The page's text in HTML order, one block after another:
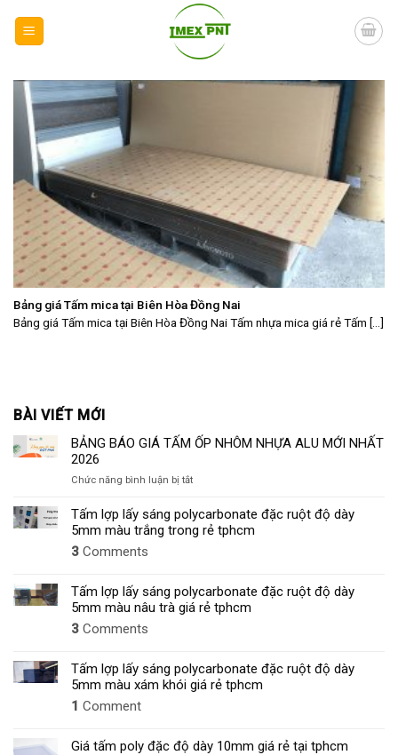
Bảng giá Tấm mica tại Biên Hòa Đồng Nai
Bảng giá Tấm mica tại Biên Hòa Đồng Nai Tấm nhựa mica giá rẻ Tấm [...]
BÀI VIẾT MỚI
BẢNG BÁO GIÁ TẤM ỐP NHÔM NHỰA ALU MỚI NHẤT
2026
Chức năng bình luận bị tắtở
BÁO
GIÁ
TẤM
NHỰA
ALU
MỚI
Tấm lợp lấy sáng polycarbonate đặc ruột độ dày
5mm màu trắng trong rẻ tphcm
3 Comments
Tấm lợp lấy sáng polycarbonate đặc ruột độ dày
5mm màu nâu trà giá rẻ tphcm
3 Comments
Tấm lợp lấy sáng polycarbonate đặc ruột độ dày
5mm màu xám khói giá rẻ tphcm
1 Comment
Giá tấm poly đặc độ dày 10mm giá rẻ tại tphcm